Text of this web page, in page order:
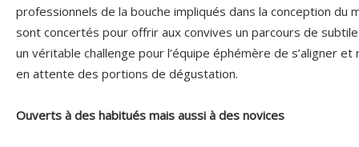
professionnels de la bouche impliqués dans la conception du
sont concertés pour offrir aux convives un parcours de
un véritable challenge pour l’équipe éphémère de s’aligner et
en attente des portions de dégustation.
Ouverts à des habitués mais aussi à des novices